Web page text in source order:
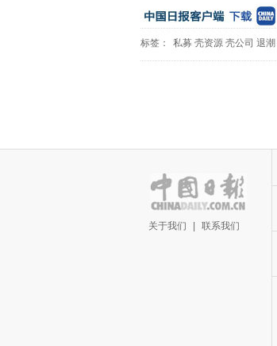
标签： 私募 壳资源 壳公司 退潮
关于我们 联系我们